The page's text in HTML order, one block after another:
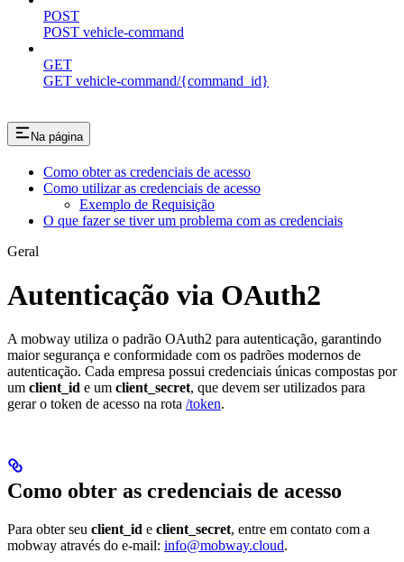
POST
POST vehicle-command
GET
GET vehicle-command/{command_id}
Na página
Como obter as credenciais de acesso
Como utilizar as credenciais de acesso
Exemplo de Requisição
O que fazer se tiver um problema com as credenciais
Geral
Autenticação via OAuth2
A mobway utiliza o padrão OAuth2 para autenticação, garantindo
maior segurança e conformidade com os padrões modernos de
autenticação. Cada empresa possui credenciais únicas compostas por
um client_id e um client_secret, que devem ser utilizados para
gerar o token de acesso na rota /token.
Como obter as credenciais de acesso
Para obter seu client_id e client_secret, entre em contato com a
mobway através do e-mail: info@mobway.cloud.